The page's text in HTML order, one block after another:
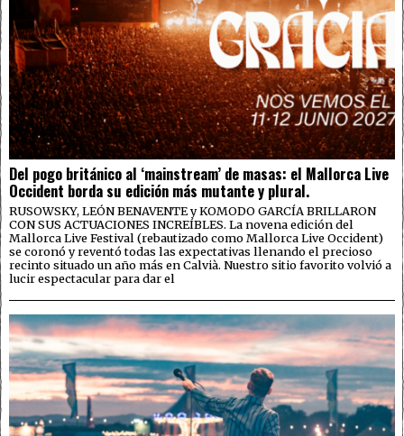
Del pogo británico al ‘mainstream’ de masas: el Mallorca Live
Occident borda su edición más mutante y plural.
RUSOWSKY, LEÓN BENAVENTE y KOMODO GARCÍA BRILLARON
CON SUS ACTUACIONES INCREÍBLES. La novena edición del
Mallorca Live Festival (rebautizado como Mallorca Live Occident)
se coronó y reventó todas las expectativas llenando el precioso
recinto situado un año más en Calvià. Nuestro sitio favorito volvió a
lucir espectacular para dar el